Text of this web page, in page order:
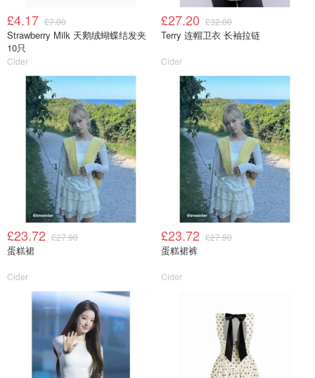
£4.17 £7.00
Strawberry Milk 天鹅绒蝴蝶结发夹
10只
Cider
£27.20 £32.00
Terry 连帽卫衣 长袖拉链
Cider
£23.72 £27.90
蛋糕裙
Cider
£23.72 £27.90
蛋糕裙裤
Cider